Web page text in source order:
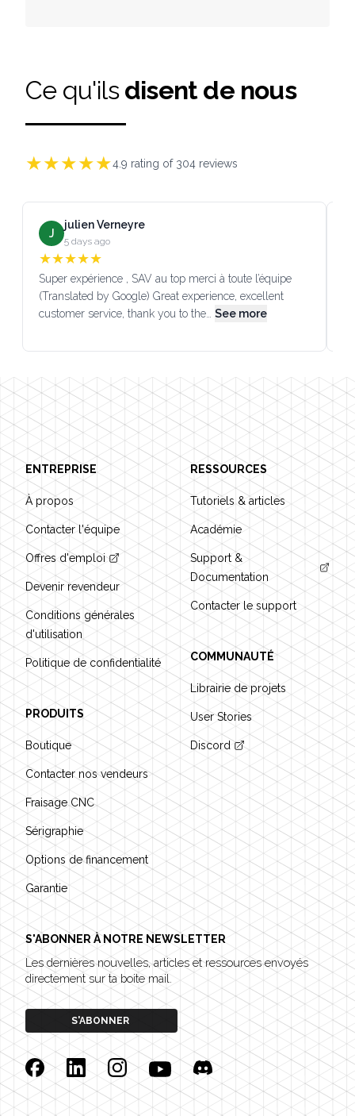
Ce qu'ilsdisent de nous
★★★★★4.9 rating of 304 reviews
J
julien Verneyre
5 days ago
★★★★★
Super expérience , SAV au top merci à toute l’équipe
(Translated by Google) Great experience, excellent
customer service, thank you to the… See more
Footer
ENTREPRISE
À propos
Contacter l'équipe
Offres d'emploi
Devenir revendeur
Conditions générales
d'utilisation
Politique de confidentialité
PRODUITS
Boutique
Contacter nos vendeurs
Fraisage CNC
Sérigraphie
Options de financement
Garantie
RESSOURCES
Tutoriels & articles
Académie
Support &
Documentation
Contacter le support
COMMUNAUTÉ
Librairie de projets
User Stories
Discord
S'ABONNER À NOTRE NEWSLETTER
Les dernières nouvelles, articles et ressources envoyés
directement sur ta boite mail.
S'ABONNER
FacebookLinkedinInstagramYouTubeDiscord